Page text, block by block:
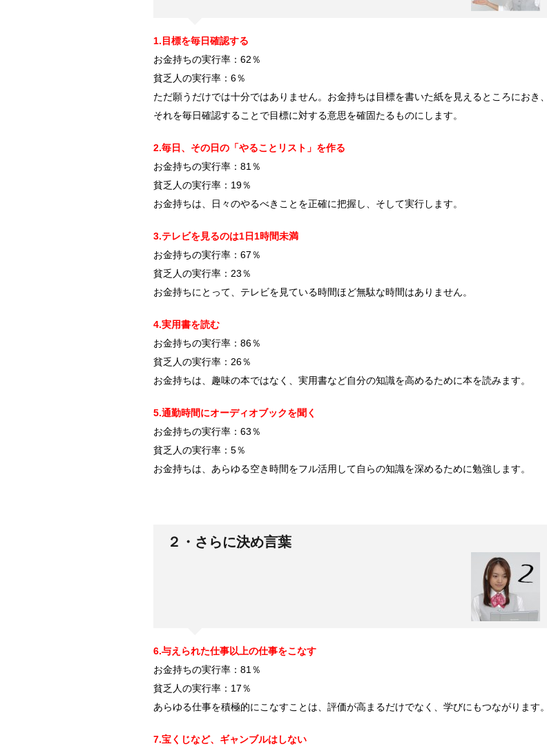
1.目標を毎日確認する
お金持ちの実行率：62％
貧乏人の実行率：6％
ただ願うだけでは十分ではありません。お金持ちは目標を書いた紙を見えるところにおき、
それを毎日確認することで目標に対する意思を確固たるものにします。
2.毎日、その日の「やることリスト」を作る
お金持ちの実行率：81％
貧乏人の実行率：19％
お金持ちは、日々のやるべきことを正確に把握し、そして実行します。
3.テレビを見るのは1日1時間未満
お金持ちの実行率：67％
貧乏人の実行率：23％
お金持ちにとって、テレビを見ている時間ほど無駄な時間はありません。
4.実用書を読む
お金持ちの実行率：86％
貧乏人の実行率：26％
お金持ちは、趣味の本ではなく、実用書など自分の知識を高めるために本を読みます。
5.通勤時間にオーディオブックを聞く
お金持ちの実行率：63％
貧乏人の実行率：5％
お金持ちは、あらゆる空き時間をフル活用して自らの知識を深めるために勉強します。
２・さらに決め言葉
6.与えられた仕事以上の仕事をこなす
お金持ちの実行率：81％
貧乏人の実行率：17％
あらゆる仕事を積極的にこなすことは、評価が高まるだけでなく、学びにもつながります。
7.宝くじなど、ギャンブルはしない